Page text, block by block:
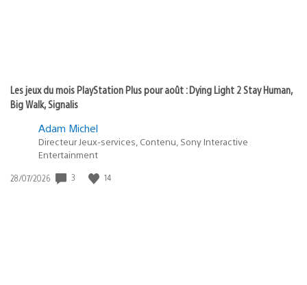
Les jeux du mois PlayStation Plus pour août : Dying Light 2 Stay Human,
Big Walk, Signalis
Adam Michel
Directeur Jeux-services, Contenu, Sony Interactive
Entertainment
Date
28/07/2026 3 14